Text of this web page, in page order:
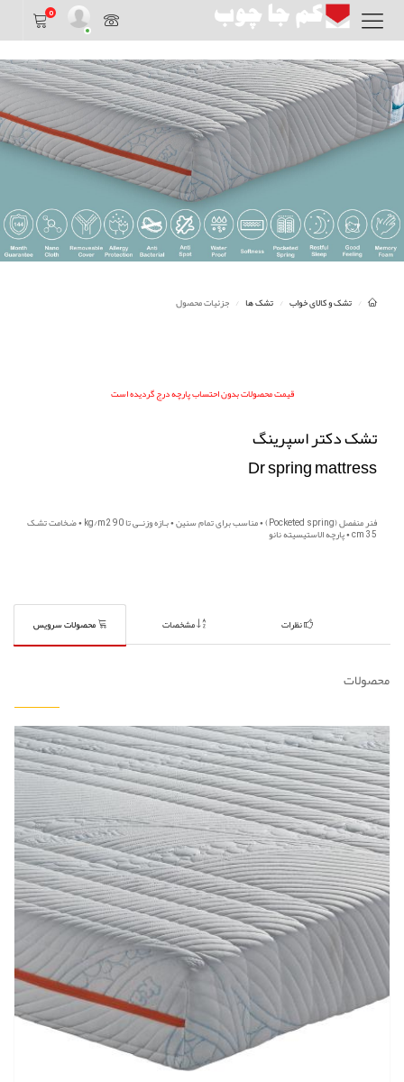
0
تشک و کالای خواب تشک ها جزئیات محصول
قیمت محصولات بدون احتساب پارچه درج گردیده است
تشک دکتر اسپرینگ
Dr spring mattress
فنر منفصل (Pocketed spring) • مناسب برای تمام سنین • بـازه وزنــی تا kg/m2 90 • ضـخامت تشـک
cm 35 • ﭘﺎرﭼﻪ اﻻﺳﺘﯿﺴﯿﺘﻪ ﻧﺎﻧﻮ
نظرات مشخصات محصولات سرویس
محصولات